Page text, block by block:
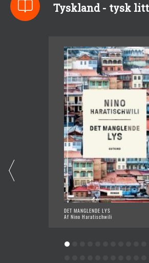
Tyskland - tysk
DET MANGLENDE LYS
Af Nino Haratischwili